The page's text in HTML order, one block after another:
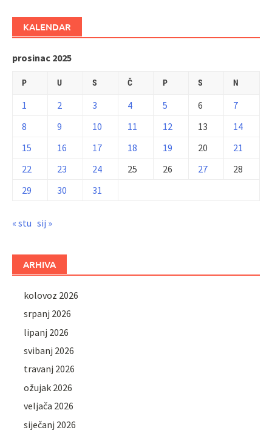
KALENDAR
prosinac 2025
P U S Č P S N
1 2 3 4 5 6
7
8
9 10 11 12 13
14
15
16 17 18 19 20
21
22
23 24 25 26 27
28
29
30 31
« stu sij »
ARHIVA
kolovoz 2026
srpanj 2026
lipanj 2026
svibanj 2026
travanj 2026
ožujak 2026
veljača 2026
siječanj 2026